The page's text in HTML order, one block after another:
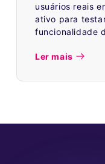
usuários reais
ativo para
funcionalidade
Ler mais